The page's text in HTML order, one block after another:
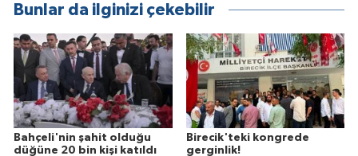
Bunlar da ilginizi çekebilir
Bahçeli'nin şahit olduğu
düğüne 20 bin kişi katıldı
Birecik'teki kongrede
gerginlik!